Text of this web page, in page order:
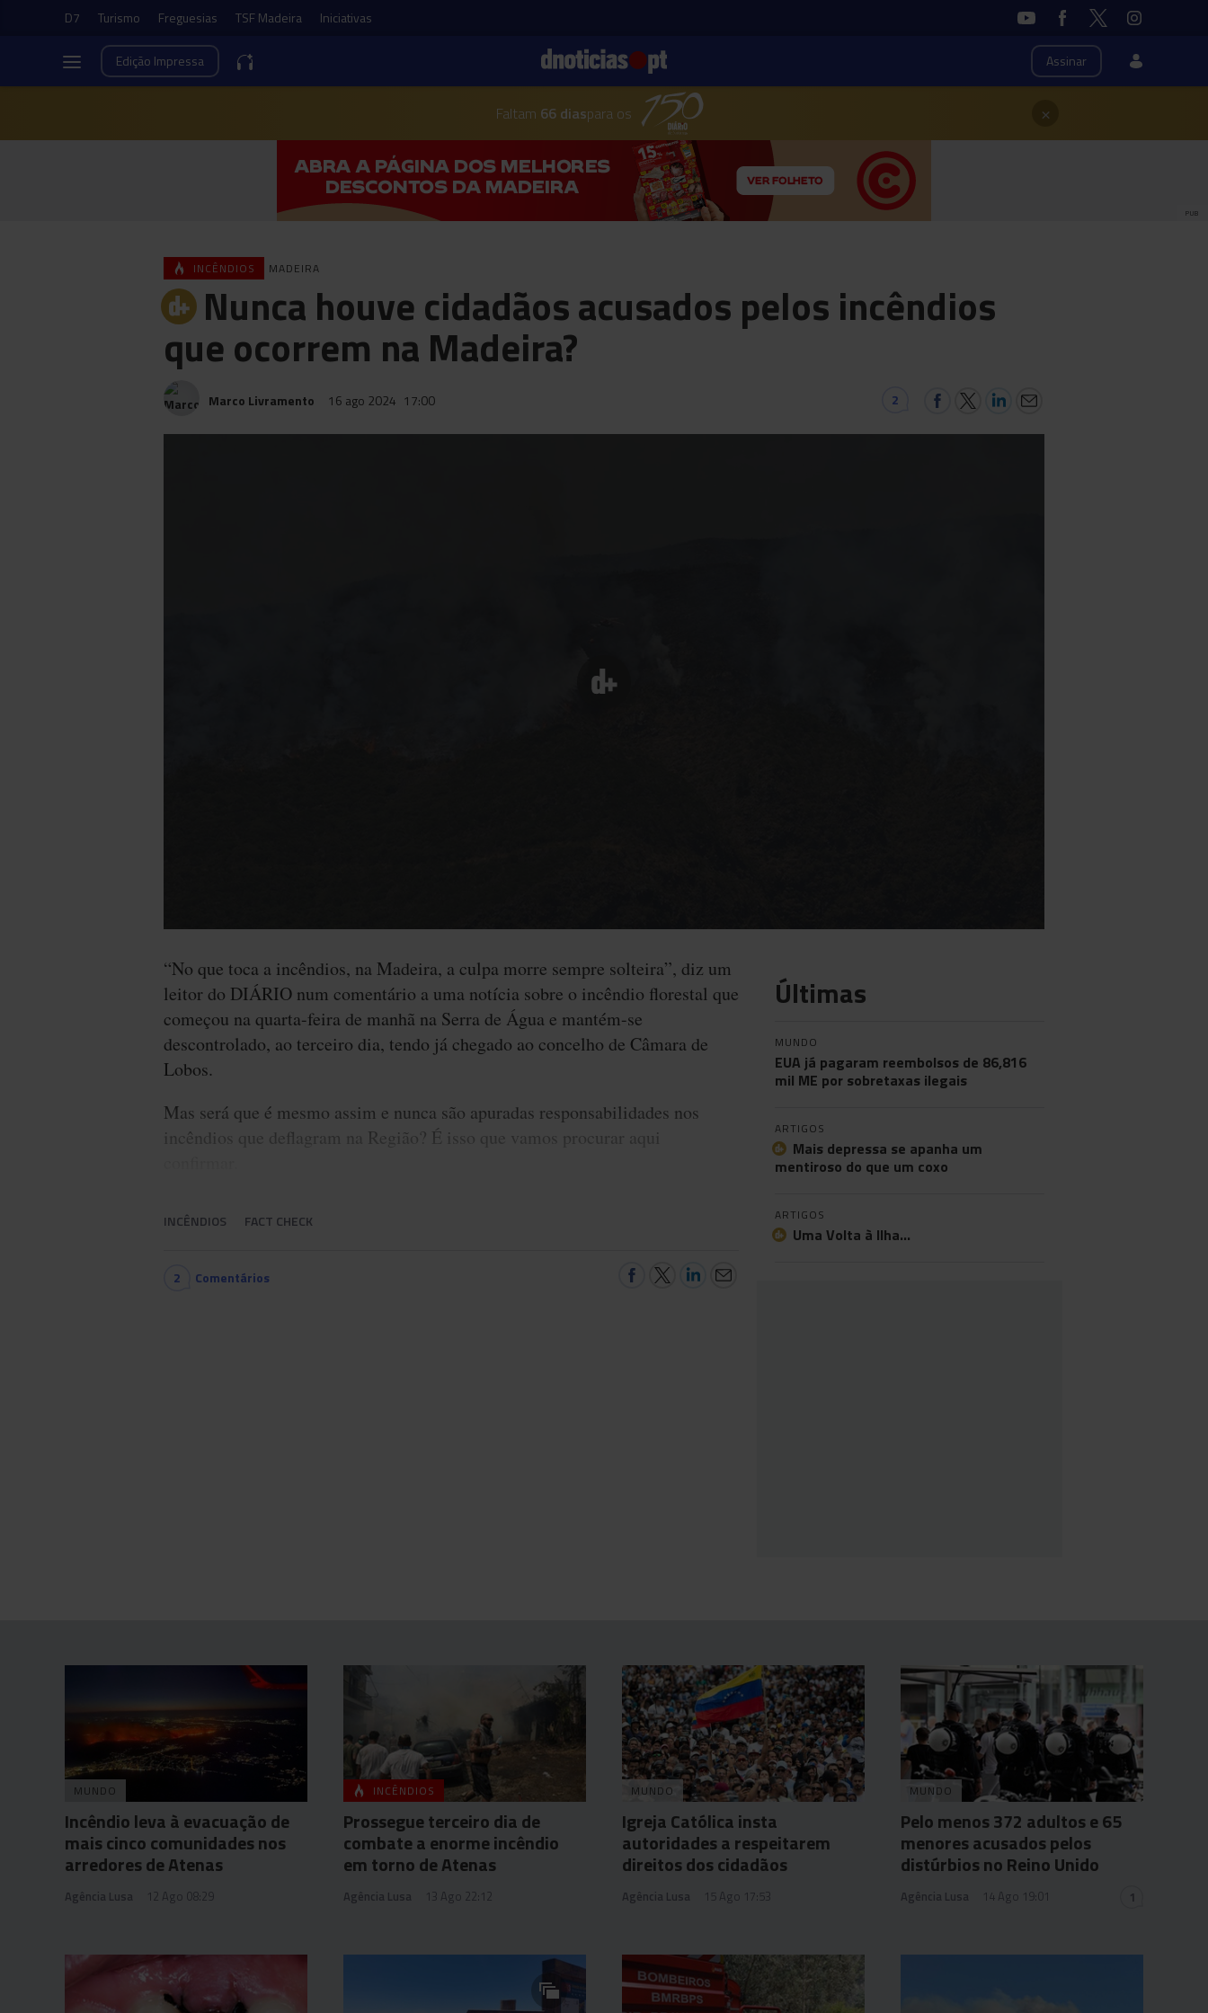
D7 Turismo Freguesias TSF Madeira Iniciativas
Assinar
Edição Impressa
Faltam 66 diaspara os ×
PUB
INCÊNDIOS MADEIRA
Nunca houve cidadãos acusados pelos incêndios
que ocorrem na Madeira?
Marco Livramento 16 ago 2024 17:00 2
“No que toca a incêndios, na Madeira, a culpa morre sempre solteira”, diz um
leitor do DIÁRIO num comentário a uma notícia sobre o incêndio florestal que
começou na quarta-feira de manhã na Serra de Água e mantém-se
descontrolado, ao terceiro dia, tendo já chegado ao concelho de Câmara de
Lobos.
Mas será que é mesmo assim e nunca são apuradas responsabilidades nos
incêndios que deflagram na Região? É isso que vamos procurar aqui
INCÊNDIOS FACT CHECK
2 Comentários
Últimas
MUNDO
EUA já pagaram reembolsos de 86,816
mil ME por sobretaxas ilegais
ARTIGOS
Mais depressa se apanha um
mentiroso do que um coxo
ARTIGOS
Uma Volta à Ilha…
MUNDO
Incêndio leva à evacuação de
mais cinco comunidades nos
arredores de Atenas
Agência Lusa 12 Ago 08:29
INCÊNDIOS
Prossegue terceiro dia de
combate a enorme incêndio
em torno de Atenas
Agência Lusa 13 Ago 22:12
MUNDO
Igreja Católica insta
autoridades a respeitarem
direitos dos cidadãos
Agência Lusa 15 Ago 17:53
MUNDO
Pelo menos 372 adultos e 65
menores acusados pelos
distúrbios no Reino Unido
Agência Lusa 14 Ago 19:01 1